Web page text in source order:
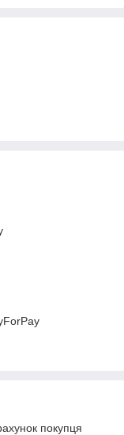
покупця